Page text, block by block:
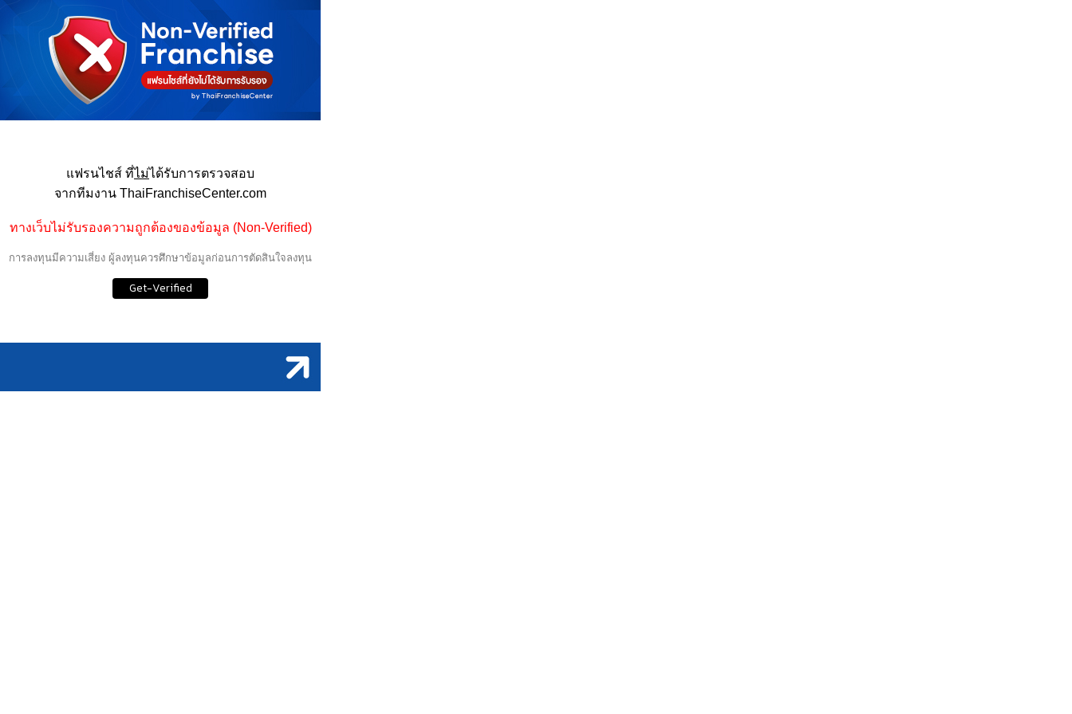
แฟรนไชส์ ที่ไม่ได้รับการตรวจสอบ
จากทีมงาน ThaiFranchiseCenter.com
ทางเว็บไม่รับรองความถูกต้องของข้อมูล (Non-Verified)
การลงทุนมีความเสี่ยง ผู้ลงทุนควรศึกษาข้อมูลก่อนการตัดสินใจลงทุน
Get-Verified